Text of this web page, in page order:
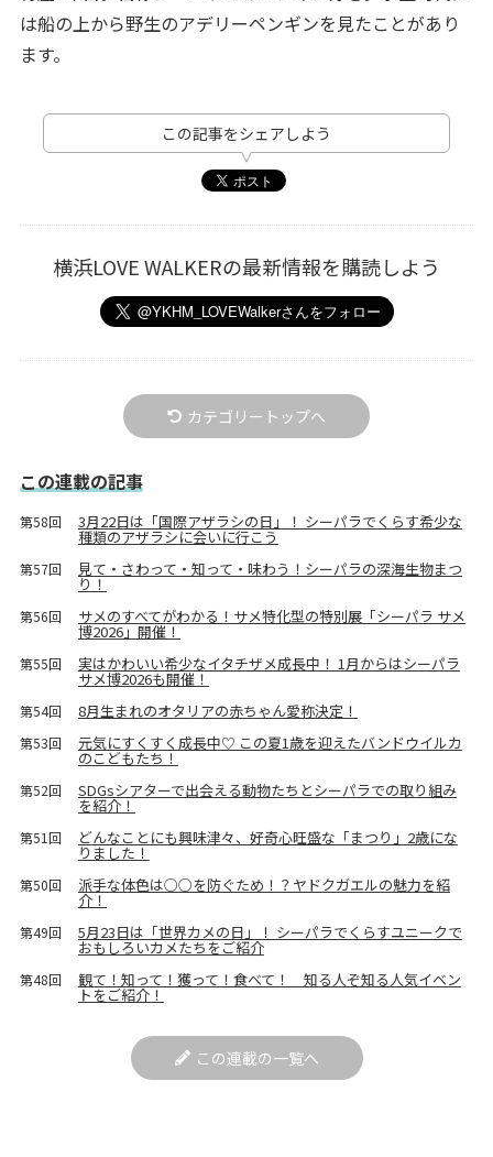
は船の上から野生のアデリーペンギンを見たことがあり
ます。
この記事をシェアしよう
横浜LOVE WALKERの最新情報を購読しよう
カテゴリートップへ
この連載の記事
第58回 3月22日は「国際アザラシの日」！ シーパラでくらす希少な
種類のアザラシに会いに行こう
第57回 見て・さわって・知って・味わう！シーパラの深海生物まつ
り！
第56回 サメのすべてがわかる！サメ特化型の特別展「シーパラ サメ
博2026」開催！
第55回 実はかわいい希少なイタチザメ成長中！ 1月からはシーパラ
サメ博2026も開催！
第54回 8月生まれのオタリアの赤ちゃん愛称決定！
第53回 元気にすくすく成長中♡ この夏1歳を迎えたバンドウイルカ
のこどもたち！
第52回 SDGsシアターで出会える動物たちとシーパラでの取り組み
を紹介！
第51回 どんなことにも興味津々、好奇心旺盛な「まつり」2歳にな
りました！
第50回 派手な体色は○○を防ぐため！？ヤドクガエルの魅力を紹
介！
第49回 5月23日は「世界カメの日」！ シーパラでくらすユニークで
おもしろいカメたちをご紹介
第48回 観て！知って！獲って！食べて！ 知る人ぞ知る人気イベン
トをご紹介！
この連載の一覧へ